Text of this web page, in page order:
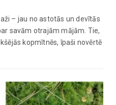
– jau no astotās un devītās
savām otrajām mājām. Tie,
kopmītnēs, īpaši novērtē